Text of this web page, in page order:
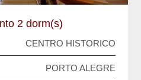
2 dorm(s)
CENTRO HISTORICO
PORTO ALEGRE